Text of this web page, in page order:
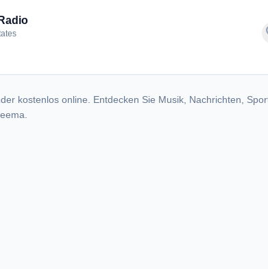
stations
kostenlos online. Entdecken Sie Musik, Nachrichten,